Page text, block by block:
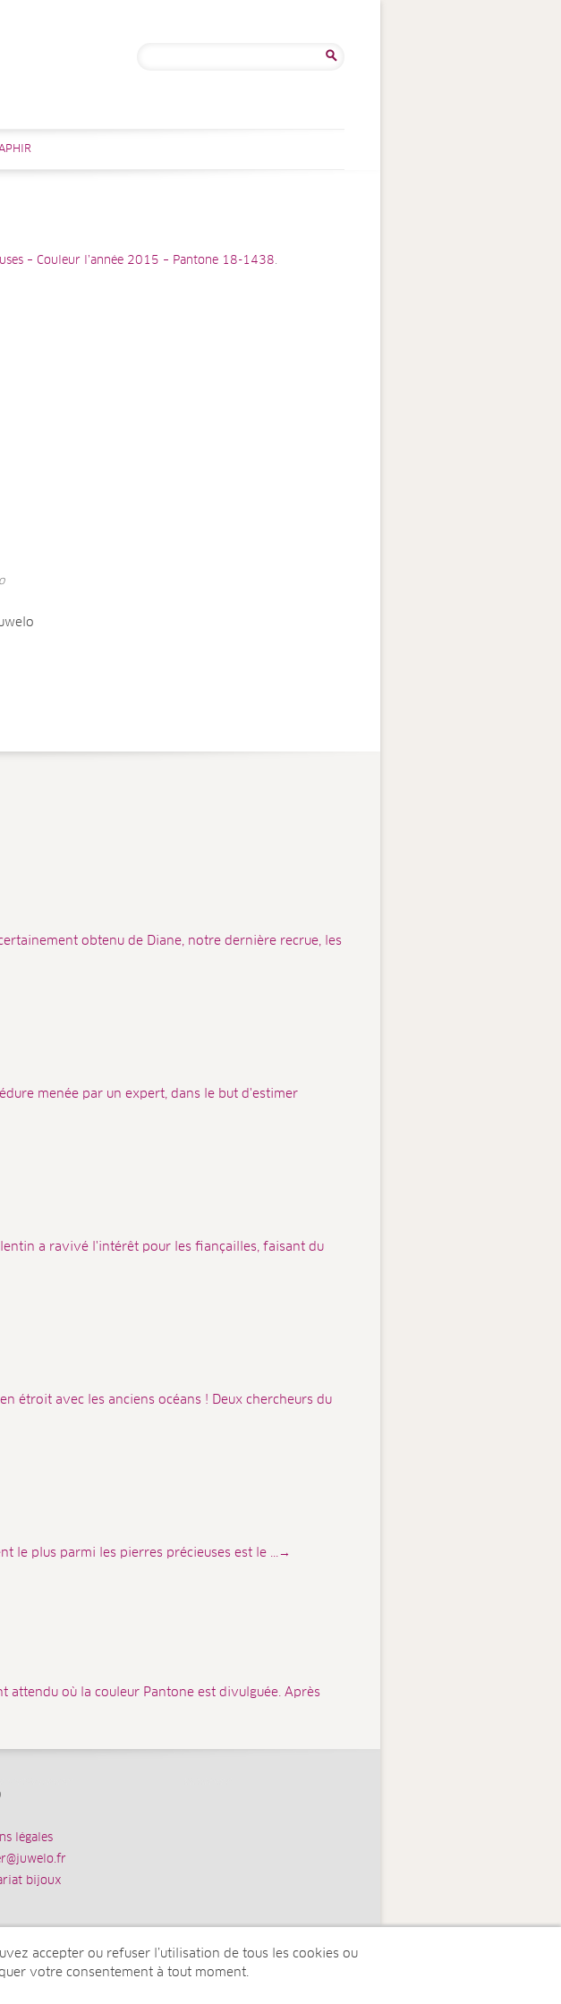
– Couleur l’année 2015 – Pantone 18-1438.
obtenu de Diane, notre dernière recrue, les
menée par un expert, dans le but d'estimer
a ravivé l'intérêt pour les fiançailles, faisant du
étroit avec les anciens océans ! Deux chercheurs du
le plus parmi les pierres précieuses est le ...→
attendu où la couleur Pantone est divulguée. Après
légales
bijoux
accepter ou refuser l’utilisation de tous les cookies ou
votre consentement à tout moment.